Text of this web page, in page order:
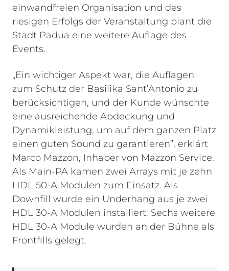
einwandfreien Organisation und des
riesigen Erfolgs der Veranstaltung plant die
Stadt Padua eine weitere Auflage des
Events.
„Ein wichtiger Aspekt war, die Auflagen
zum Schutz der Basilika Sant’Antonio zu
berücksichtigen, und der Kunde wünschte
eine ausreichende Abdeckung und
Dynamikleistung, um auf dem ganzen Platz
einen guten Sound zu garantieren”, erklärt
Marco Mazzon, Inhaber von Mazzon Service.
Als Main-PA kamen zwei Arrays mit je zehn
HDL 50-A Modulen zum Einsatz. Als
Downfill wurde ein Underhang aus je zwei
HDL 30-A Modulen installiert. Sechs weitere
HDL 30-A Module wurden an der Bühne als
Frontfills gelegt.